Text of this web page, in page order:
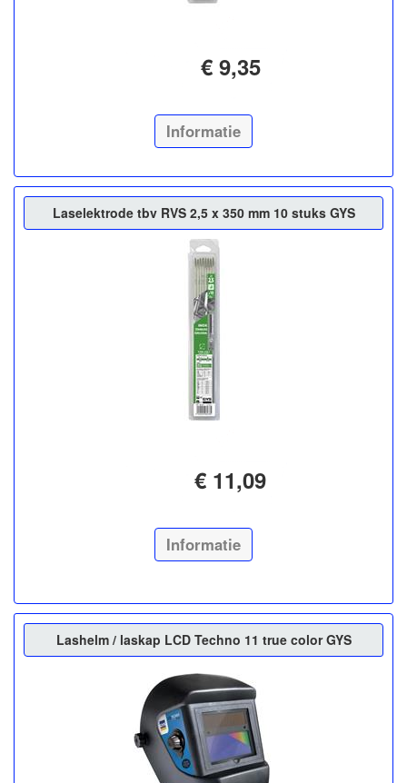
€ 9,35
Informatie
Laselektrode tbv RVS 2,5 x 350 mm 10 stuks GYS
€ 11,09
Informatie
Lashelm / laskap LCD Techno 11 true color GYS